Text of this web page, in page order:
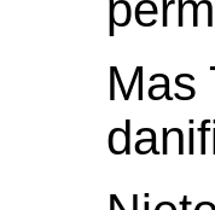
Mas